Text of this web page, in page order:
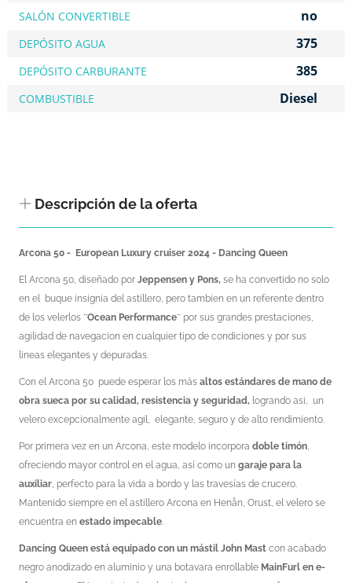
SALÓN CONVERTIBLE no
DEPÓSITO AGUA 375
DEPÓSITO CARBURANTE 385
COMBUSTIBLE Diesel
Descripción de la oferta
Arcona 50 - European Luxury cruiser 2024 - Dancing Queen
El Arcona 50, diseñado por Jeppensen y Pons, se ha convertido no solo
en el buque insignia del astillero, pero tambien en un referente dentro
de los velerlos ¨Ocean Performance¨ por sus grandes prestaciones,
agilidad de navegacion en cualquier tipo de condiciones y por sus
lineas elegantes y depuradas.
Con el Arcona 50 puede esperar los más altos estándares de mano de
obra sueca por su calidad, resistencia y seguridad, logrando asi, un
velero excepcionalmente agil, elegante, seguro y de alto rendimiento.
Por primera vez en un Arcona, este modelo incorpora doble timón
ofreciendo mayor control en el agua, así como un garaje para la
auxiliar , perfecto para la vida a bordo y las travesías de crucero.
Mantenido siempre en el astillero Arcona en Henån, Orust, el velero se
encuentra en estado impecable
Dancing Queen está equipado con un mástil John Mast con acabado
negro anodizado en aluminio y una botavara enrollable MainFurl en e-